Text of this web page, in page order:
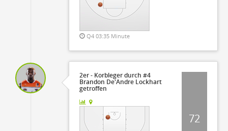
Q4 03:35 Minute
2er - Korbleger durch #4
Brandon De'Andre Lockhart
getroffen
72